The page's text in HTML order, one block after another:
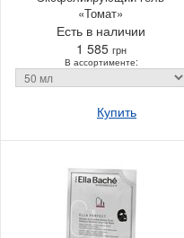
«Томат»
Есть в наличии
1 585 грн
В ассортименте:
Купить